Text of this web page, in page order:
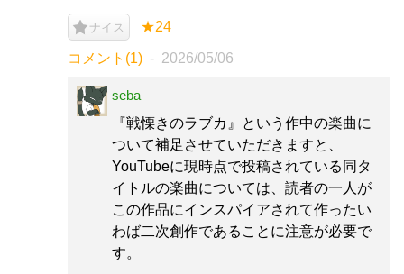
ナイス ★24
コメント(1) 2026/05/06
seba
『戦慄きのラブカ』という作中の楽曲に
ついて補足させていただきますと、
YouTubeに現時点で投稿されている同タ
イトルの楽曲については、読者の一人が
この作品にインスパイアされて作ったい
わば二次創作であることに注意が必要で
す。